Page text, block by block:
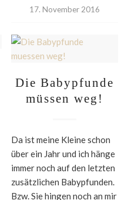
17. November 2016
Die Babypfunde
müssen weg!
Da ist meine Kleine schon
über ein Jahr und ich hänge
immer noch auf den letzten
zusätzlichen Babypfunden.
Bzw. Sie hingen noch an mir